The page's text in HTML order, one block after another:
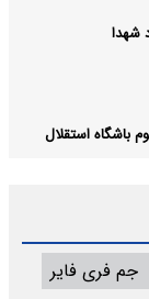
شهدا
باشگاه استقلال
جم فری فایر